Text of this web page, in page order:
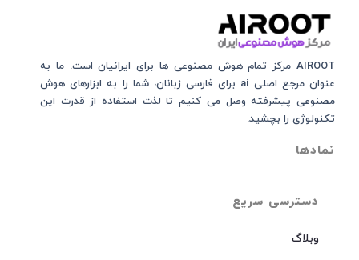
دسترسی سریع
وبلاگ
AIROOT مرکز تمام هوش مصنوعی‌‌‌ ها برای ایرانیان است. ما به
عنوان مرجع اصلی ai برای فارسی زبانان، شما را به ابزارهای هوش
مصنوعی پیشرفته وصل می کنیم تا لذت استفاده از قدرت این
تکنولوژی را بچشید.
نمادها